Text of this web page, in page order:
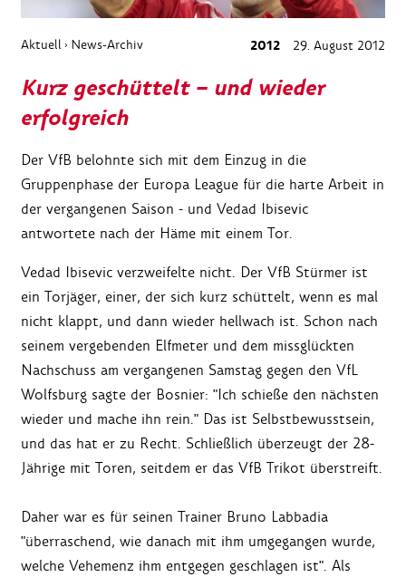
Aktuell › News-Archiv 2012 29. August 2012
Kurz geschüttelt – und wieder
erfolgreich
Der VfB belohnte sich mit dem Einzug in die
Gruppenphase der Europa League für die harte Arbeit in
der vergangenen Saison - und Vedad Ibisevic
antwortete nach der Häme mit einem Tor.
Vedad Ibisevic verzweifelte nicht. Der VfB Stürmer ist
ein Torjäger, einer, der sich kurz schüttelt, wenn es mal
nicht klappt, und dann wieder hellwach ist. Schon nach
seinem vergebenden Elfmeter und dem missglückten
Nachschuss am vergangenen Samstag gegen den VfL
Wolfsburg sagte der Bosnier: "Ich schieße den nächsten
wieder und mache ihn rein." Das ist Selbstbewusstsein,
und das hat er zu Recht. Schließlich überzeugt der 28-
Jährige mit Toren, seitdem er das VfB Trikot überstreift.
Daher war es für seinen Trainer Bruno Labbadia
"überraschend, wie danach mit ihm umgegangen wurde,
welche Vehemenz ihm entgegen geschlagen ist". Als